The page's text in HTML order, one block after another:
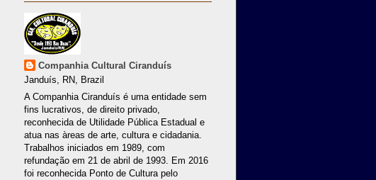
Companhia Cultural Ciranduís
Janduís, RN, Brazil
A Companhia Ciranduís é uma entidade sem
fins lucrativos, de direito privado,
reconhecida de Utilidade Pública Estadual e
atua nas àreas de arte, cultura e cidadania.
Trabalhos iniciados em 1989, com
refundação em 21 de abril de 1993. Em 2016
foi reconhecida Ponto de Cultura pelo